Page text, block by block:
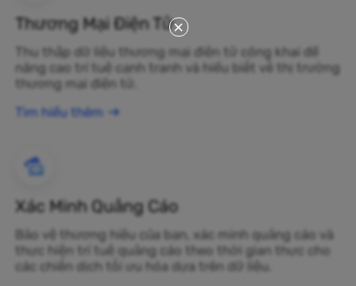
Thương Mại Điện Tử
Thu thập dữ liệu thương mại điện tử công khai để
nâng cao trí tuệ cạnh tranh và hiểu biết về thị trường
thương mại điện tử.
Tìm hiểu thêm
Xác Minh Quảng Cáo
Bảo vệ thương hiệu của bạn, xác minh quảng cáo và
thực hiện trí tuệ quảng cáo theo thời gian thực cho
các chiến dịch tối ưu hóa dựa trên dữ liệu.